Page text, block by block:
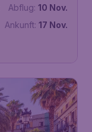
Abflug: 10 Nov.
Ankunft: 17 Nov.